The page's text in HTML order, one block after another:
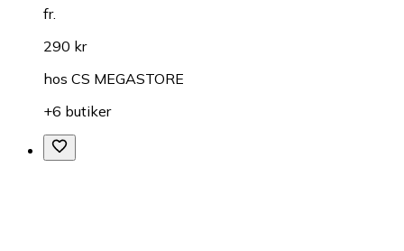
fr.
290 kr
hos CS MEGASTORE
+6 butiker